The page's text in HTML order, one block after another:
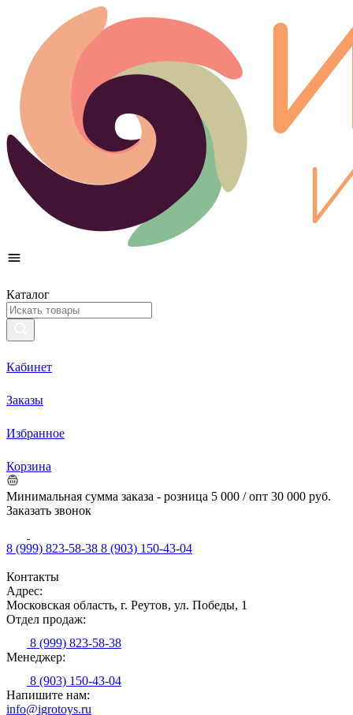
Каталог
Кабинет
Заказы
Избранное
Корзина
Минимальная сумма заказа - розница 5 000 / опт 30 000 руб.
Заказать звонок
8 (999) 823-58-38 8 (903) 150-43-04
Контакты
Адрес:
Московская область, г. Реутов, ул. Победы, 1
Отдел продаж:
8 (999) 823-58-38
Менеджер:
8 (903) 150-43-04
Напишите нам:
info@igrotoys.ru